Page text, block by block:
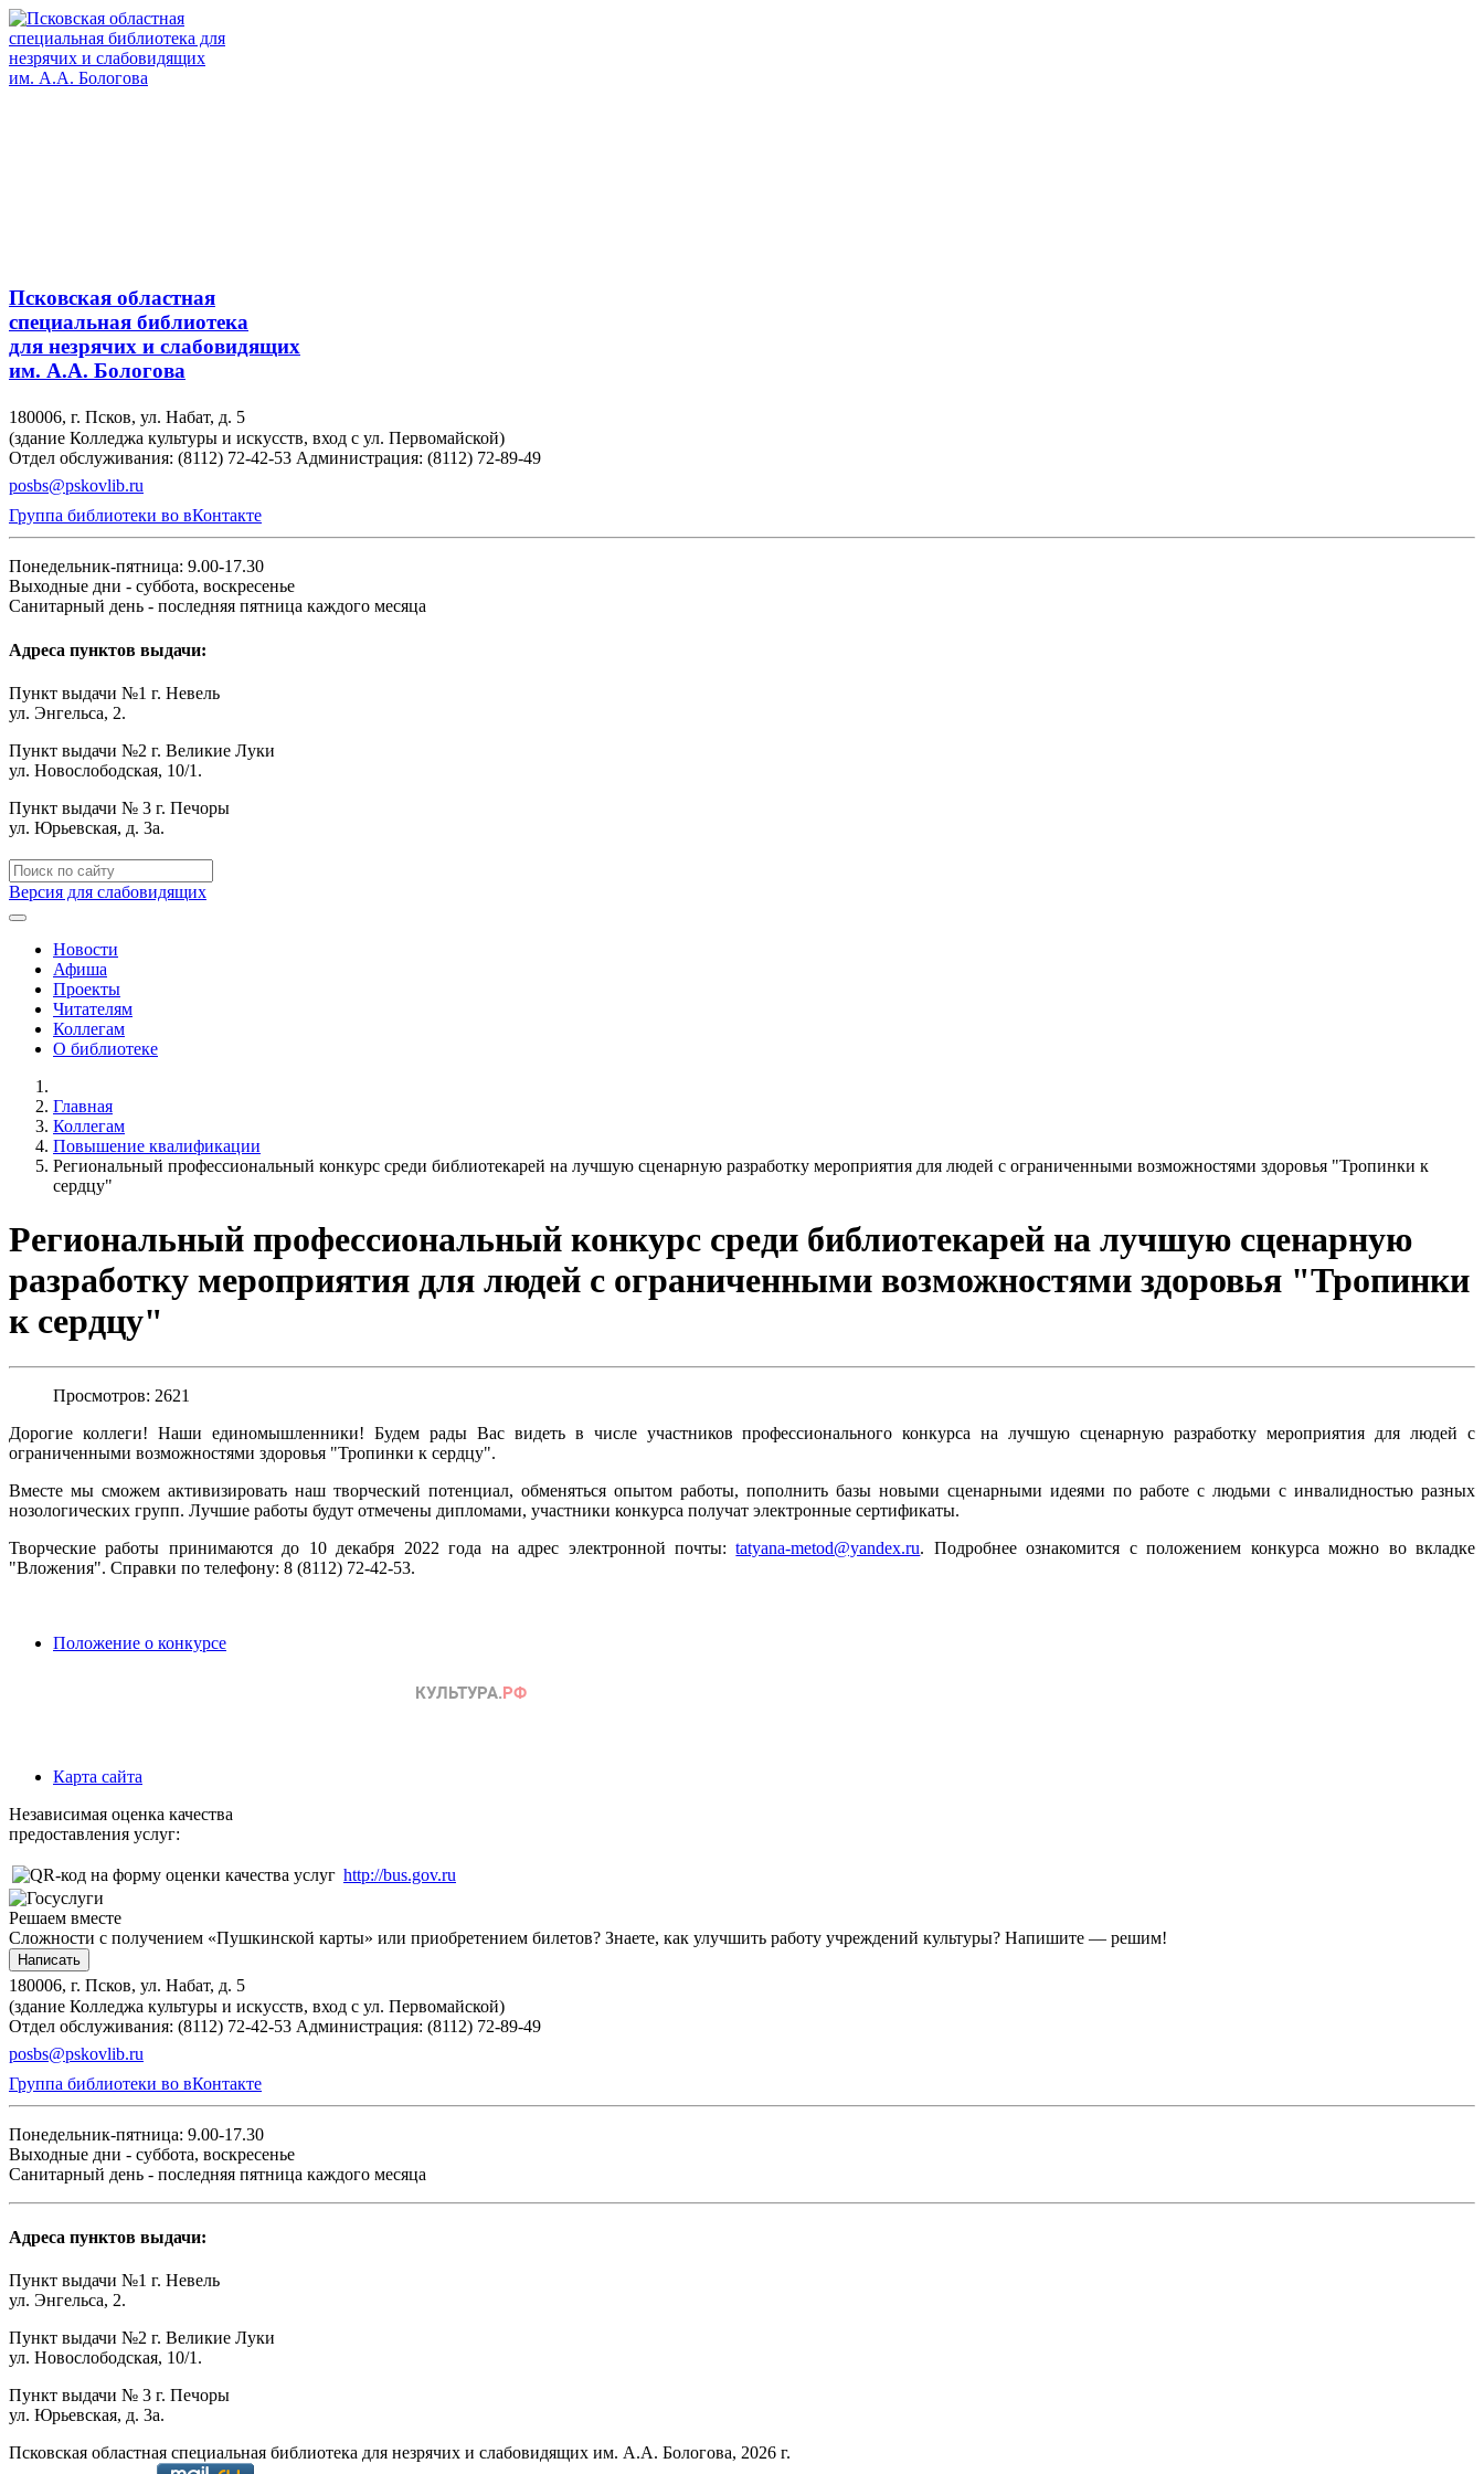
Псковская областная
специальная библиотека
для незрячих и слабовидящих
им. А.А. Бологова
180006, г. Псков, ул. Набат, д. 5
(здание Колледжа культуры и искусств, вход с ул. Первомайской)
Отдел обслуживания: (8112) 72-42-53 Администрация: (8112) 72-89-49
posbs@pskovlib.ru
Группа библиотеки во вКонтакте
Понедельник-пятница: 9.00-17.30
Выходные дни - суббота, воскресенье
Санитарный день - последняя пятница каждого месяца
Адреса пунктов выдачи:
Пункт выдачи №1 г. Невель
ул. Энгельса, 2.
Пункт выдачи №2 г. Великие Луки
ул. Новослободская, 10/1.
Пункт выдачи № 3 г. Печоры
ул. Юрьевская, д. 3а.
Версия для слабовидящих
Новости
Афиша
Проекты
Читателям
Коллегам
О библиотеке
Главная
Коллегам
Повышение квалификации
Региональный профессиональный конкурс среди библиотекарей на лучшую сценарную разработку мероприятия для людей с ограниченными возможностями здоровья "Тропинки к
сердцу"
Региональный профессиональный конкурс среди библиотекарей на лучшую сценарную
разработку мероприятия для людей с ограниченными возможностями здоровья "Тропинки
к сердцу"
Просмотров: 2621
Дорогие коллеги! Наши единомышленники! Будем рады Вас видеть в числе участников профессионального конкурса на лучшую сценарную разработку мероприятия для людей с
ограниченными возможностями здоровья "Тропинки к сердцу".
Вместе мы сможем активизировать наш творческий потенциал, обменяться опытом работы, пополнить базы новыми сценарными идеями по работе с людьми с инвалидностью разных
нозологических групп. Лучшие работы будут отмечены дипломами, участники конкурса получат электронные сертификаты.
Творческие работы принимаются до 10 декабря 2022 года на адрес электронной почты:tatyana-metod@yandex.ru. Подробнее ознакомится с положением конкурса можно во вкладке
"Вложения". Справки по телефону: 8 (8112) 72-42-53.
Положение о конкурсе
Карта сайта
Независимая оценка качества
предоставления услуг:
http://bus.gov.ru
Решаем вместе
Сложности с получением «Пушкинской карты» или приобретением билетов? Знаете, как улучшить работу учреждений культуры? Напишите — решим!
Написать
180006, г. Псков, ул. Набат, д. 5
(здание Колледжа культуры и искусств, вход с ул. Первомайской)
Отдел обслуживания: (8112) 72-42-53 Администрация: (8112) 72-89-49
posbs@pskovlib.ru
Группа библиотеки во вКонтакте
Понедельник-пятница: 9.00-17.30
Выходные дни - суббота, воскресенье
Санитарный день - последняя пятница каждого месяца
Адреса пунктов выдачи:
Пункт выдачи №1 г. Невель
ул. Энгельса, 2.
Пункт выдачи №2 г. Великие Луки
ул. Новослободская, 10/1.
Пункт выдачи № 3 г. Печоры
ул. Юрьевская, д. 3а.
Псковская областная специальная библиотека для незрячих и слабовидящих им. А.А. Бологова, 2026 г.